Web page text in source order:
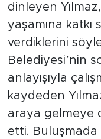
dinleyen
yaşamına
verdiklerini
Belediyesi’nin
anlayışıyla
kaydeden
araya gelmeye
etti. Buluşmada